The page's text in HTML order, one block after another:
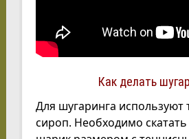
Как делать
Для шугаринга используют
сироп. Необходимо